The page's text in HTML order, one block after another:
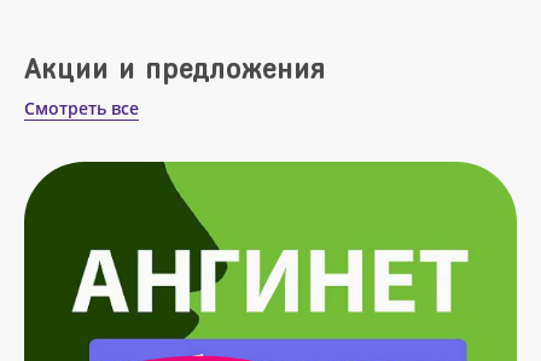
Акции и предложения
Смотреть все